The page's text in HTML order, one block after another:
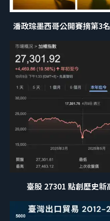
潘政琮墨西哥公開賽摘第3
臺股 27301 點創歷史新